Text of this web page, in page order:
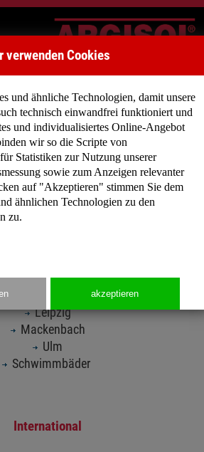
National
- Mein Haus ist mein Schloss
Kaiserslautern
Leipzig
Mackenbach
Ulm
Schwimmbäder
International
verwenden Cookies
und ähnliche Technologien, damit unsere
technisch einwandfrei funktioniert und
und individualisiertes Online-Angebot
wir so die Scripte von
Statistiken zur Nutzung unserer
sowie zum Anzeigen relevanter
auf "Akzeptieren" stimmen Sie dem
ähnlichen Technologien zu den
zu.
akzeptieren